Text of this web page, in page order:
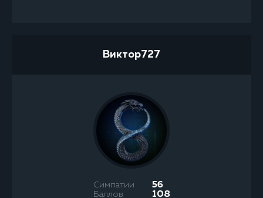
Виктор727
Симпатии 56
Баллов 108